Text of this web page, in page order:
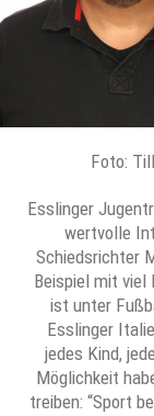
Foto:
Esslinger
wertvolle
Schiedsrichter
Beispiel mit viel
ist unter
Esslinger
jedes Kind,
Möglichkeit
treiben: “Sport